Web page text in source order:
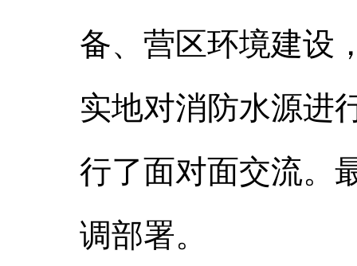
备、营区环境建设
实地对消防水源进
行了面对面交流。
调部署。